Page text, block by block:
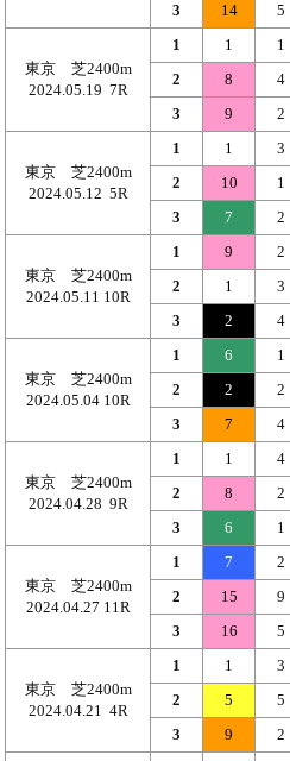
3 14 5
東京 芝2400m
2024.05.19 7R
1 1 1
2 8 4
3 9 2
東京 芝2400m
2024.05.12 5R
1 1 3
2 10 1
3 7 2
東京 芝2400m
2024.05.11 10R
1 9 2
2 1 3
3 2 4
東京 芝2400m
2024.05.04 10R
1 6 1
2 2 2
3 7 4
東京 芝2400m
2024.04.28 9R
1 1 4
2 8 2
3 6 1
東京 芝2400m
2024.04.27 11R
1 7 2
2 15 9
3 16 5
東京 芝2400m
2024.04.21 4R
1 1 3
2 5 5
3 9 2